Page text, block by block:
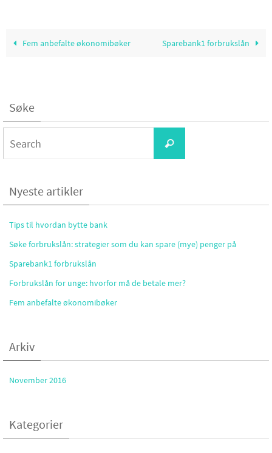
Fem anbefalte økonomibøker Sparebank1 forbrukslån
Søke
Search
Nyeste artikler
Tips til hvordan bytte bank
Søke forbrukslån: strategier som du kan spare (mye) penger på
Sparebank1 forbrukslån
Forbrukslån for unge: hvorfor må de betale mer?
Fem anbefalte økonomibøker
Arkiv
November 2016
Kategorier